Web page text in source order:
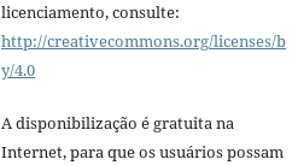
licenciamento, consulte:
http://creativecommons.org/licenses/b
y/4.0
A disponibilização é gratuita na
Internet, para que os usuários possam